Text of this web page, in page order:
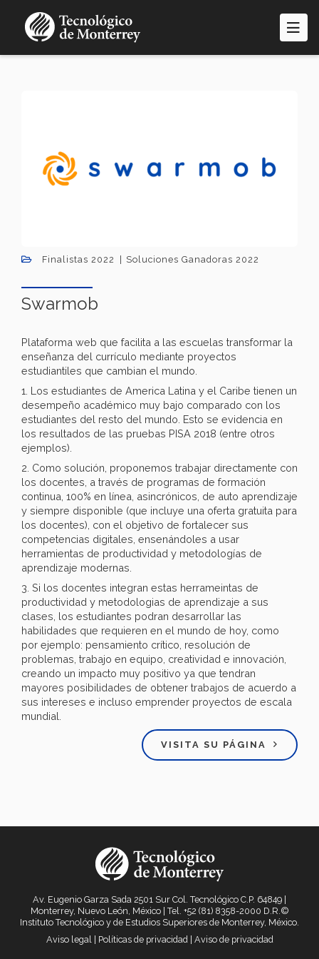
contenido
Finalistas 2022 Soluciones Ganadoras 2022
Swarmob
Plataforma web que facilita a las escuelas transformar la
enseñanza del currículo mediante proyectos
estudiantiles que cambian el mundo.
1. Los estudiantes de America Latina y el Caribe tienen un
desempeño académico muy bajo comparado con los
estudiantes del resto del mundo. Esto se evidencia en
los resultados de las pruebas PISA 2018 (entre otros
ejemplos).
2. Como solución, proponemos trabajar directamente con
los docentes, a través de programas de formación
continua, 100% en línea, asincrónicos, de auto aprendizaje
y siempre disponible (que incluye una oferta gratuita para
los docentes), con el objetivo de fortalecer sus
competencias digitales, ensenándoles a usar
herramientas de productividad y metodologías de
aprendizaje modernas.
3. Si los docentes integran estas herrameintas de
productividad y metodologias de aprendizaje a sus
clases, los estudiantes podran desarrollar las
habilidades que requieren en el mundo de hoy, como
por ejemplo: pensamiento crítico, resolución de
problemas, trabajo en equipo, creatividad e innovación,
creando un impacto muy positivo ya que tendran
mayores posibilidades de obtener trabajos de acuerdo a
sus intereses e incluso emprender proyectos de escala
mundial.
VISITA SU PÁGINA
Av. Eugenio Garza Sada 2501 Sur Col. Tecnológico C.P. 64849 |
Monterrey, Nuevo León, México | Tel. +52 (81) 8358-2000 D.R.©
Instituto Tecnológico y de Estudios Superiores de Monterrey, México.
Aviso legal| Políticas de privacidad| Aviso de privacidad